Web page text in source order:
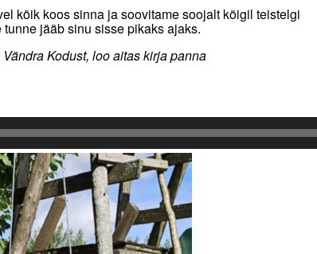
kõik koos sinna ja soovitame soojalt kõigil teistelgi
jääb sinu sisse pikaks ajaks.
Kodust, loo aitas kirja panna